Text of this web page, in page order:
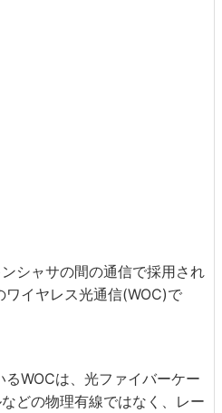
シャサの間の通信で採用され
イヤレス光通信(WOC)で
WOCは、光ファイバーケー
どの物理有線ではなく、レー